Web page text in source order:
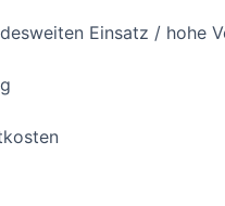
Einsatz / hohe